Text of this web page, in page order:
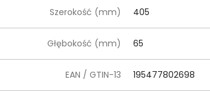
Szerokość (mm) 405
Głębokość (mm) 65
EAN / GTIN-13 195477802698